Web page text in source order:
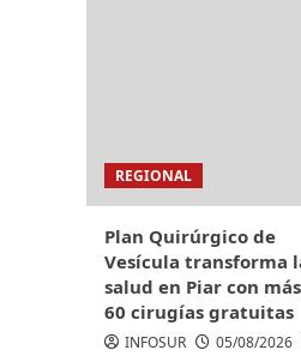
REGIONAL
Plan Quirúrgico de
Vesícula transforma
salud en Piar con
60 cirugías gratuitas
INFOSUR 05/08/2026